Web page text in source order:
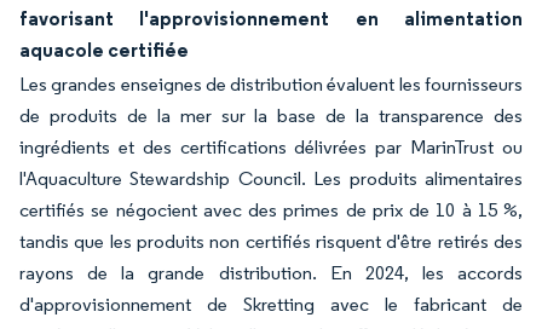
favorisant l'approvisionnement en alimentation
aquacole certifiée
Les grandes enseignes de distribution évaluent les fournisseurs
de produits de la mer sur la base de la transparence des
ingrédients et des certifications délivrées par MarinTrust ou
l'Aquaculture Stewardship Council. Les produits alimentaires
certifiés se négocient avec des primes de prix de 10 à 15 %,
tandis que les produits non certifiés risquent d'être retirés des
rayons de la grande distribution. En 2024, les accords
d'approvisionnement de Skretting avec le fabricant de